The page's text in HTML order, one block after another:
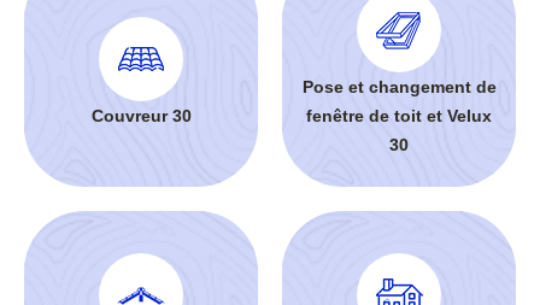
Couvreur 30
Pose et changement de
fenêtre de toit et Velux
30